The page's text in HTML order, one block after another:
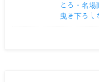
ころ・名場
曳き下ろし